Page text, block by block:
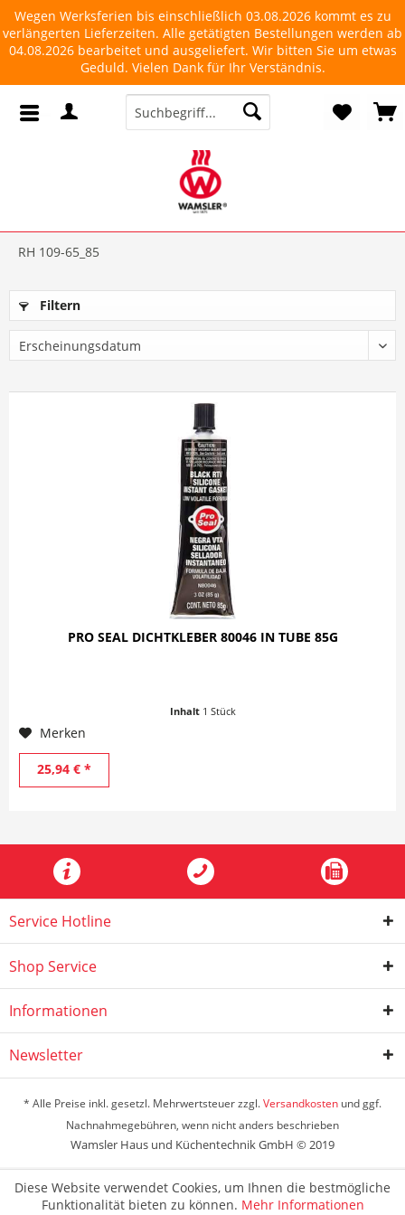
Wegen Werksferien bis einschließlich 03.08.2026 kommt es zu
verlängerten Lieferzeiten. Alle getätigten Bestellungen werden ab
04.08.2026 bearbeitet und ausgeliefert. Wir bitten Sie um etwas
Geduld. Vielen Dank für Ihr Verständnis.
RH 109-65_85
Filtern
PRO SEAL DICHTKLEBER 80046 IN TUBE 85G
Inhalt 1 Stück
Merken
25,94 € *
Service Hotline
Shop Service
Informationen
Newsletter
* Alle Preise inkl. gesetzl. Mehrwertsteuer zzgl.Versandkosten und ggf.
Nachnahmegebühren, wenn nicht anders beschrieben
Wamsler Haus und Küchentechnik GmbH © 2019
Diese Website verwendet Cookies, um Ihnen die bestmögliche
Funktionalität bieten zu können. Mehr Informationen